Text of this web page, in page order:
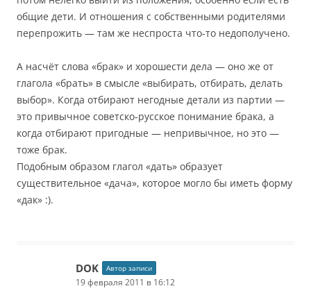
общие дети. И отношения с собственными родителями
перепрожить — там же неспроста что-то недополучено.
А насчёт слова «брак» и хорошести дела — оно же от
глагола «брать» в смысле «выбирать, отбирать, делать
выбор». Когда отбирают негодные детали из партии —
это привычное советско-русское понимание брака, а
когда отбирают пригодные — непривычное, но это —
тоже брак.
Подобным образом глагол «дать» образует
существительное «дача», которое могло бы иметь форму
«дак» :).
DOK Автор записи
19 февраля 2011 в 16:12